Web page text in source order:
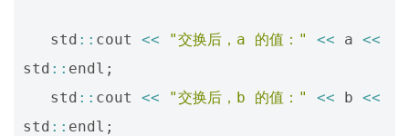
std :: cout << "交换后，a 的值：" << a <<
std :: endl ;
std :: cout << "交换后，b 的值：" << b <<
std :: endl ;